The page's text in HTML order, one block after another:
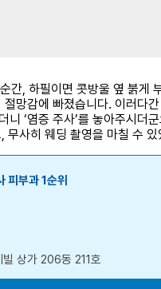
간, 하필이면 콧방울 옆 붉
망감에 빠졌습니다. 이러
‘염증 주사’를 놓아주시
사히 웨딩 촬영을 마칠 수
피부과 1순위
상가 206동 211호